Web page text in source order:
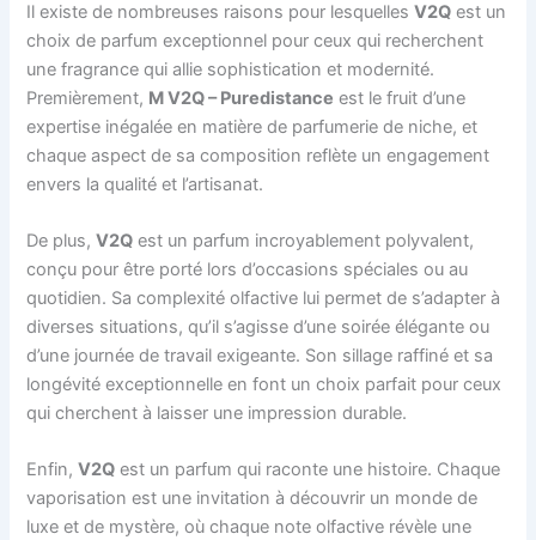
Il existe de nombreuses raisons pour lesquellesV2Q est un
choix de parfum exceptionnel pour ceux qui recherchent
une fragrance qui allie sophistication et modernité.
Premièrement, M V2Q – Puredistance est le fruit d’une
expertise inégalée en matière de parfumerie de niche, et
chaque aspect de sa composition reflète un engagement
envers la qualité et l’artisanat.
De plus,V2Q est un parfum incroyablement polyvalent,
conçu pour être porté lors d’occasions spéciales ou au
quotidien. Sa complexité olfactive lui permet de s’adapter à
diverses situations, qu’il s’agisse d’une soirée élégante ou
d’une journée de travail exigeante. Son sillage raffiné et sa
longévité exceptionnelle en font un choix parfait pour ceux
qui cherchent à laisser une impression durable.
Enfin,V2Q est un parfum qui raconte une histoire. Chaque
vaporisation est une invitation à découvrir un monde de
luxe et de mystère, où chaque note olfactive révèle une